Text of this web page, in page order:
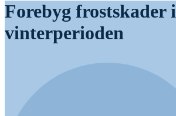
Forebyg frostskader i
vinterperioden